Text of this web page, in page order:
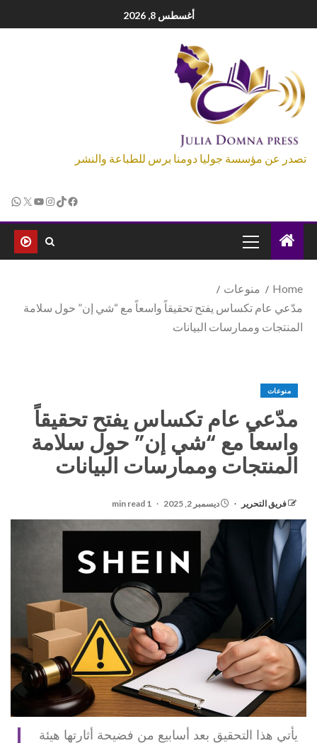
أغسطس 8, 2026
تصدر عن مؤسسة جوليا دومنا برس للطباعة والنشر
Home
منوعات
مدّعي عام تكساس يفتح تحقيقاً واسعاً مع “شي إن” حول سلامة
المنتجات وممارسات البيانات
منوعات
مدّعي عام تكساس يفتح تحقيقاً
واسعاً مع “شي إن” حول سلامة
المنتجات وممارسات البيانات
فريق التحرير ديسمبر 2, 2025 1 min read
يأتي هذا التحقيق بعد أسابيع من فضيحة أثارتها هيئة